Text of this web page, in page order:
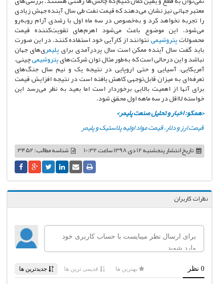
معتبر جهانی نیز نشان می‌دهند که قیمت نفت طی سال آینده جهش زیادی
را تجربه نخواهد کرد و به‌خصوص در سه ماه اول با رشدی آرام روبه‌رو
می‌شود. این موضوع باعث می‌شود اهرم‌های تقویت‌کننده قیمت
محصولاتپتروشیمینتوانند از کارآیی خود استفاده کنند. در این صورت
باید گفت سال آینده ممکن است سال پردرآمدی برایپلیمری‌های جهان
نباشد و این درحالی است که به‌طور مثال توان شرکت‌هایپتروشیمیچینی،
آمریکایی، آسیایی و حتی اروپایی در نتیجه یک و نیم سال جنگ‌های
تعرفه‌ای به میزان قابل‌توجهی کاهش یافته است در نتیجه افزایش قیمت
برای آنها از اهمیت بالایی برخوردار است اما بعید به نظر می‌رسد این
خواسته لااقل در سه ماهه اول محقق شود.
<همکو: اخبار و تحلیل صنعت پلیمر>
قیمت ارز و دلار،قیمت مواد اولیه پلاستیک و پلیمر
شناسه مطالب: 3452 تاریخ انتشارپنجشنبه 12 دی 1398 ساعت 10:32
نظرات کاربران